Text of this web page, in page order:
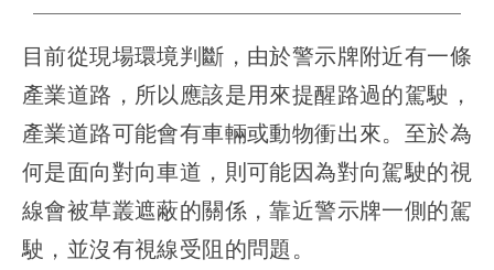
目前從現場環境判斷，由於警示牌附近有一條
產業道路，所以應該是用來提醒路過的駕駛，
產業道路可能會有車輛或動物衝出來。至於為
何是面向對向車道，則可能因為對向駕駛的視
線會被草叢遮蔽的關係，靠近警示牌一側的駕
駛，並沒有視線受阻的問題。